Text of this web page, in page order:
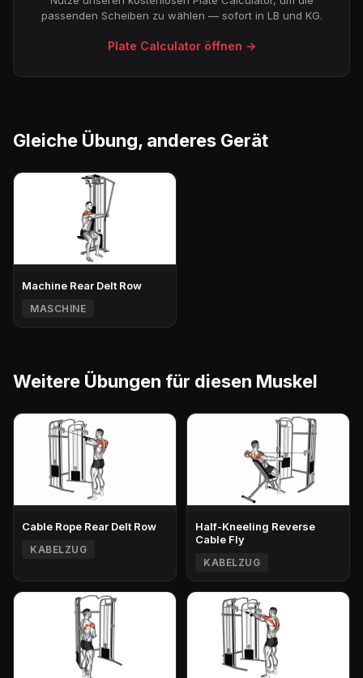
passenden Scheiben zu wählen — sofort in LB und KG.
Plate Calculator öffnen →
Gleiche Übung, anderes Gerät
Machine Rear Delt Row
MASCHINE
Weitere Übungen für diesen Muskel
Cable Rope Rear Delt Row
KABELZUG
Half-Kneeling Reverse
Cable Fly
KABELZUG